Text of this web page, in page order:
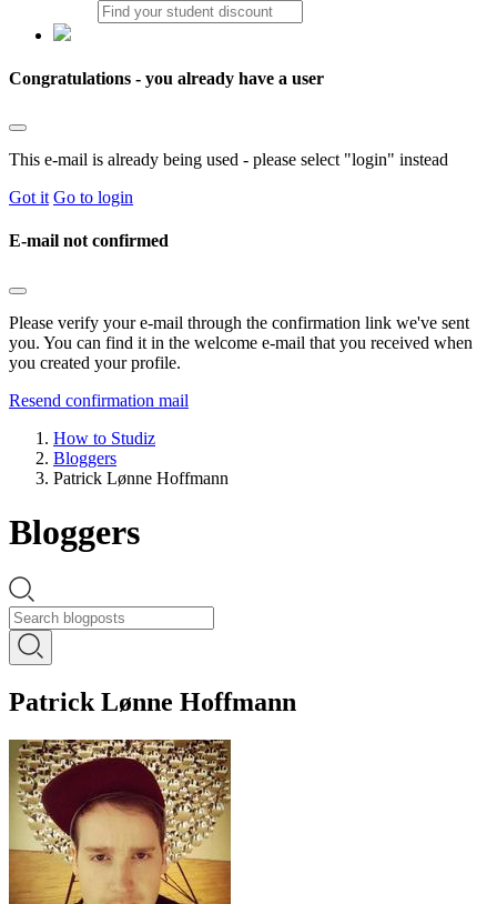
Congratulations - you already have a user
This e-mail is already being used - please select "login" instead
Got it Go to login
E-mail not confirmed
Please verify your e-mail through the confirmation link we've sent
you. You can find it in the welcome e-mail that you received when
you created your profile.
Resend confirmation mail
How to Studiz
Bloggers
Patrick Lønne Hoffmann
Bloggers
Patrick Lønne Hoffmann